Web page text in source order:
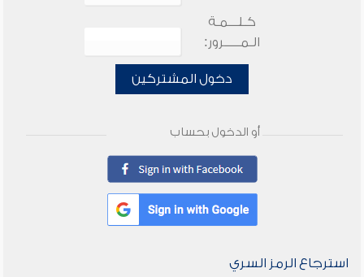
كـلـــمـة
الـمـــــرور:
دخول المشتركين
أو الدخول بحساب
استرجاع الرمز السري